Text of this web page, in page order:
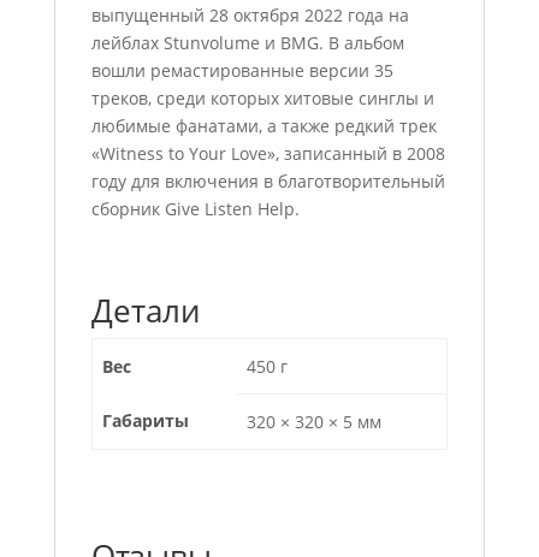
выпущенный 28 октября 2022 года на
лейблах Stunvolume и BMG. В альбом
вошли ремастированные версии 35
треков, среди которых хитовые синглы и
любимые фанатами, а также редкий трек
«Witness to Your Love», записанный в 2008
году для включения в благотворительный
сборник Give Listen Help.
Детали
Вес 450 г
Габариты 320 × 320 × 5 мм